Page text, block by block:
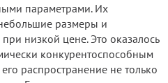
параметрами. Их
размеры и
низкой цене. Это оказалось
конкурентоспособным
распространение не только